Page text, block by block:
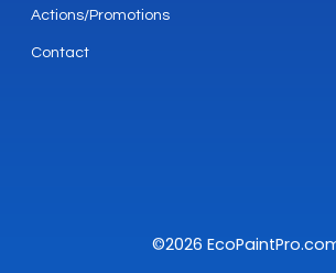
Actions/Promotions
Contact
©2026